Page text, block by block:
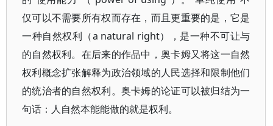
仅可以不需要所有权而存在，而且更重要的是，它是
一种自然权利（a natural right），是一种不可让与
的自然权利。在后来的作品中，奥卡姆又将这一自然
权利概念扩张解释为政治领域的人民选择和限制他们
的统治者的自然权利。奥卡姆的论证可以被归结为一
句话：人自然本能能做的就是权利。